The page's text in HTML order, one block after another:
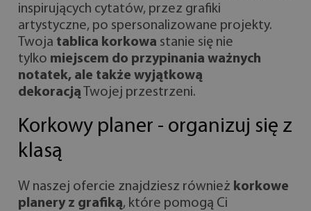
inspirujących cytatów, przez grafiki
artystyczne, po spersonalizowane projekty.
Twoja tablica korkowa stanie się nie
tylko miejscem do przypinania ważnych
notatek, ale także wyjątkową
dekoracją Twojej przestrzeni.
Korkowy planer - organizuj się z
klasą
W naszej ofercie znajdziesz również korkowe
planery z grafiką, które pomogą Ci